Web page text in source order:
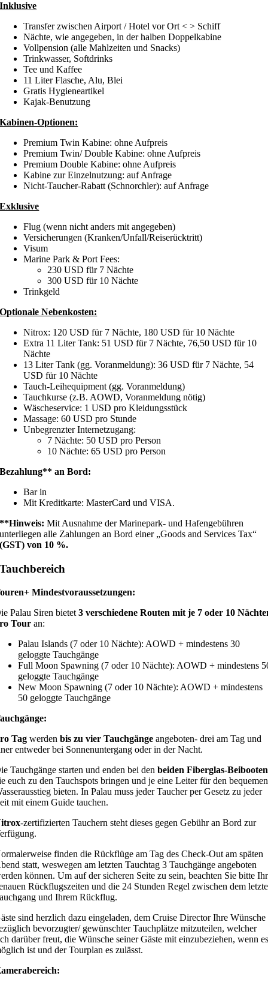
Inklusive
Transfer zwischen Airport / Hotel vor Ort < > Schiff
Nächte, wie angegeben, in der halben Doppelkabine
Vollpension (alle Mahlzeiten und Snacks)
Trinkwasser, Softdrinks
Tee und Kaffee
11 Liter Flasche, Alu, Blei
Gratis Hygieneartikel
Kajak-Benutzung
Kabinen-Optionen:
Premium Twin Kabine: ohne Aufpreis
Premium Twin/ Double Kabine: ohne Aufpreis
Premium Double Kabine: ohne Aufpreis
Kabine zur Einzelnutzung: auf Anfrage
Nicht-Taucher-Rabatt (Schnorchler): auf Anfrage
Exklusive
Flug (wenn nicht anders mit angegeben)
Versicherungen (Kranken/Unfall/Reiserücktritt)
Visum
Marine Park & Port Fees:
230 USD für 7 Nächte
300 USD für 10 Nächte
Trinkgeld
Optionale Nebenkosten:
Nitrox: 120 USD für 7 Nächte, 180 USD für 10 Nächte
Extra 11 Liter Tank: 51 USD für 7 Nächte, 76,50 USD für 10
Nächte
13 Liter Tank (gg. Voranmeldung): 36 USD für 7 Nächte, 54
USD für 10 Nächte
Tauch-Leihequipment (gg. Voranmeldung)
Tauchkurse (z.B. AOWD, Voranmeldung nötig)
Wäscheservice: 1 USD pro Kleidungsstück
Massage: 60 USD pro Stunde
Unbegrenzter Internetzugang:
7 Nächte: 50 USD pro Person
10 Nächte: 65 USD pro Person
Bezahlung** an Bord:
Bar in
Mit Kreditkarte: MasterCard und VISA.
**Hinweis:Mit Ausnahme der Marinepark- und Hafengebühren
unterliegen alle Zahlungen an Bord einer „Goods and Services Tax“
(GST) von 10 %.
Tauchbereich
Mindestvoraussetzungen:
Palau Siren bietet 3 verschiedene Routen mit je 7 oder 10
Touran:
Palau Islands (7 oder 10 Nächte): AOWD + mindestens 30
geloggte Tauchgänge
Full Moon Spawning (7 oder 10 Nächte): AOWD + mindestens
geloggte Tauchgänge
New Moon Spawning (7 oder 10 Nächte): AOWD + mindestens
50 geloggte Tauchgänge
Tag werdenbis zu vier Tauchgänge angeboten- drei am Tag und
entweder bei Sonnenuntergang oder in der Nacht.
Tauchgänge starten und enden bei denbeiden Fiberglas-Beibooten
euch zu den Tauchspots bringen und je eine Leiter für den bequemen
bieten. In Palau muss jeder Taucher per Gesetz zu jeder
mit einem Guide tauchen.
-zertifizierten Tauchern steht dieses gegen Gebühr an Bord zur
finden die Rückflüge am Tag des Check-Out am späten
statt, weswegen am letzten Tauchtag 3 Tauchgänge angeboten
können. Um auf der sicheren Seite zu sein, beachten Sie bitte
Rückflugszeiten und die 24 Stunden Regel zwischen dem
und Ihrem Rückflug.
sind herzlich dazu eingeladen, dem Cruise Director Ihre Wünsche
bevorzugter/ gewünschter Tauchplätze mitzuteilen, welcher
darüber freut, die Wünsche seiner Gäste mit einzubeziehen, wenn
ist und der Tourplan es zulässt.